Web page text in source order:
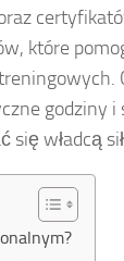
które
godziny
władcą